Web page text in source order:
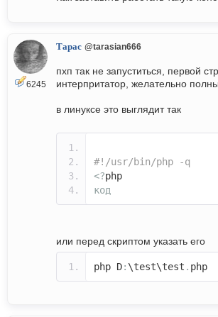
6245
Тарас @tarasian666
пхп так не запуститься, первой
интерпритатор, желательно
в линуксе это выглядит так
#!/usr/bin/php -q
<?php
код
или перед скриптом указать его
php D: \test\test . php